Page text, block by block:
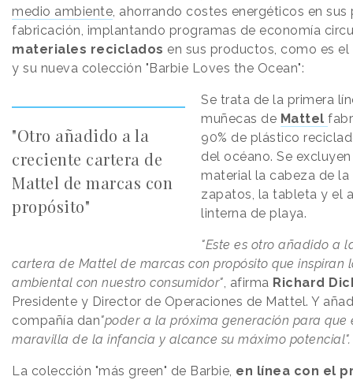
medio ambiente, ahorrando costes energéticos en sus
fabricación, implantando programas de economía
materiales reciclados en sus productos, como es el
y su nueva colección "Barbie Loves the Ocean":
"Otro añadido a la
creciente cartera de
Mattel de marcas con
propósito"
Se trata de la primera
muñecas de Mattel
90% de plástico
del océano. Se
material la cabeza de la
zapatos, la tableta y el
linterna de playa.
"Este es otro añadido a
cartera de Mattel de marcas con propósito que inspiran
ambiental con nuestro consumidor", afirma Richard
Presidente y Director de Operaciones de Mattel. Y
compañía dan"poder a la próxima generación para que
maravilla de la infancia y alcance su máximo
La colección "más green" de Barbie, en línea con el